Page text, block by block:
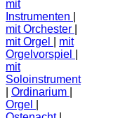
mit
Instrumenten
mit Orchester
mit Orgel
mit
Orgelvorspiel
mit
Soloinstrument
Ordinarium
Orgel